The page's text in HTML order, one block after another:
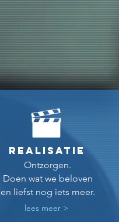
realisatie
Ontzorgen.
Doen wat we beloven
en liefst nog iets meer.
lees meer >